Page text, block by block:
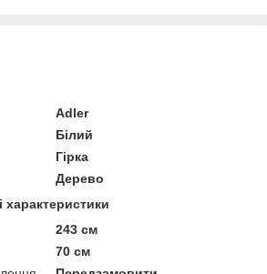
Adler
Білий
Гірка
Дерево
характеристики
243 см
70 см